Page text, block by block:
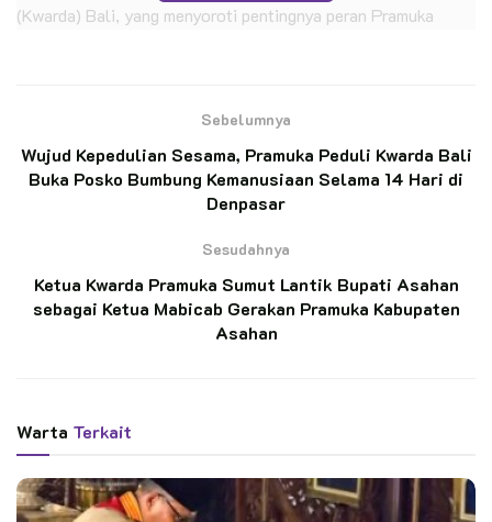
(Kwarda) Bali, yang menyoroti pentingnya peran Pramuka
Jelang Hari Pramuka, Ketua Kwarnas Kenang
Jasa Soeharto-Bu Tien di Giribangun
Makam Bung Karno, Tegaskan Pramuka Tak
Boleh Kehilangan Akar Sejarah
Sebelumnya
Wujud Kepedulian Sesama, Pramuka Peduli Kwarda Bali
Buka Posko Bumbung Kemanusiaan Selama 14 Hari di
Denpasar
Sesudahnya
Ketua Kwarda Pramuka Sumut Lantik Bupati Asahan
sebagai Ketua Mabicab Gerakan Pramuka Kabupaten
Asahan
Warta Terkait